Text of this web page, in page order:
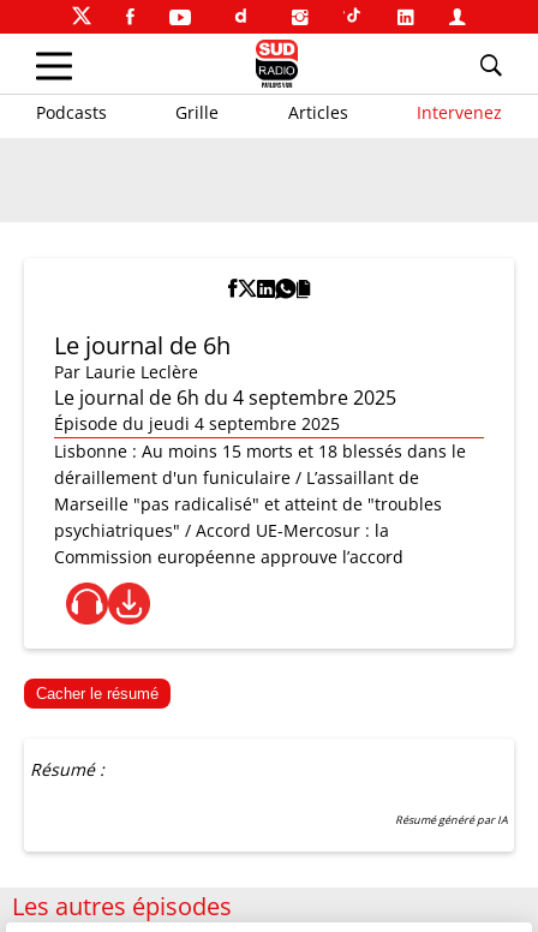
Podcasts Grille Articles Intervenez
Le journal de 6h
Par Laurie Leclère
Le journal de 6h du 4 septembre 2025
Épisode du jeudi 4 septembre 2025
Lisbonne : Au moins 15 morts et 18 blessés dans le
déraillement d'un funiculaire / L’assaillant de
Marseille "pas radicalisé" et atteint de "troubles
psychiatriques" / Accord UE-Mercosur : la
Commission européenne approuve l’accord
Cacher le résumé
Résumé :
Résumé généré par IA
Les autres épisodes